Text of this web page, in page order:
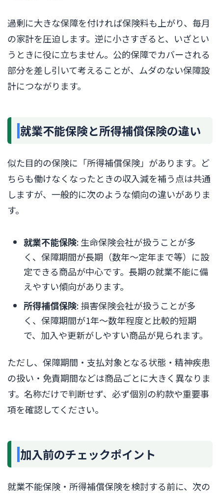
過剰に大きな保障を付ければ保険料も上がり、毎月
の家計を圧迫します。逆に小さすぎると、いざとい
うときに役に立ちません。公的保障でカバーされる
部分を差し引いて考えることが、ムダのない保障設
計につながります。
就業不能保険と所得補償保険の違い
似た目的の保険に「所得補償保険」があります。ど
ちらも働けなくなったときの収入減を補う点は共通
しますが、一般的に次のような傾向の違いがありま
す。
就業不能保険: 生命保険会社が扱うことが多
く、保障期間が長期（数年〜定年まで等）に設
定できる商品が中心です。長期の就業不能に備
えやすい傾向があります。
所得補償保険: 損害保険会社が扱うことが多
く、保障期間が1年〜数年程度と比較的短期
で、加入や更新がしやすい商品が見られます。
ただし、保障期間・支払対象となる状態・精神疾患
の扱い・免責期間などは商品ごとに大きく異なりま
す。名称だけで判断せず、必ず個別の約款や重要事
項を確認してください。
加入前のチェックポイント
就業不能保険・所得補償保険を検討する前に、次の